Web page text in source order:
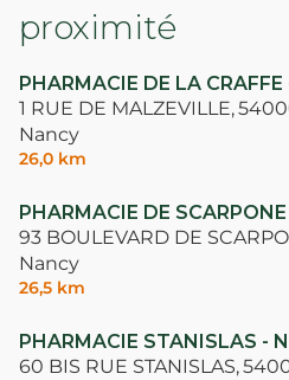
proximité
PHARMACIE DE LA
1 RUE DE MALZEVILLE,
Nancy
26,0 km
PHARMACIE DE
93 BOULEVARD DE
Nancy
26,5 km
PHARMACIE STANISLAS -
60 BIS RUE STANISLAS,